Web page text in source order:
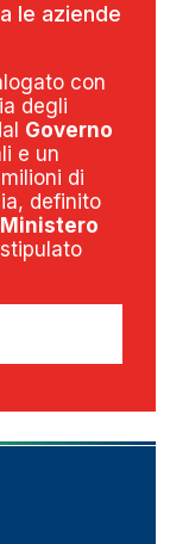
le aziende
con
degli
Governo
e un
di
definito
Ministero